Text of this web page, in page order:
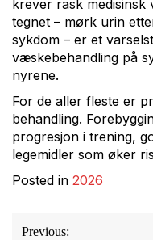
krever rask medisinsk
tegnet – mørk urin
sykdom – er et
væskebehandling på
nyrene.
For de aller fleste er
behandling.
progresjon i trening,
legemidler som øker
Posted in 2026
Previous: